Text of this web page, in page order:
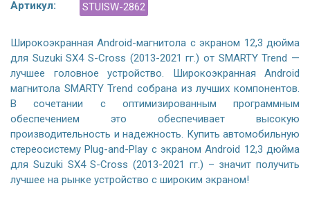
Артикул: STUISW-2862
Широкоэкранная Android-магнитола с экраном 12,3 дюйма
для Suzuki SX4 S-Cross (2013-2021 гг.) от SMARTY Trend —
лучшее головное устройство. Широкоэкранная Android
магнитола SMARTY Trend собрана из лучших компонентов.
В сочетании с оптимизированным программным
обеспечением это обеспечивает высокую
производительность и надежность. Купить автомобильную
стереосистему Plug-and-Play с экраном Android 12,3 дюйма
для Suzuki SX4 S-Cross (2013-2021 гг.) – значит получить
лучшее на рынке устройство с широким экраном!